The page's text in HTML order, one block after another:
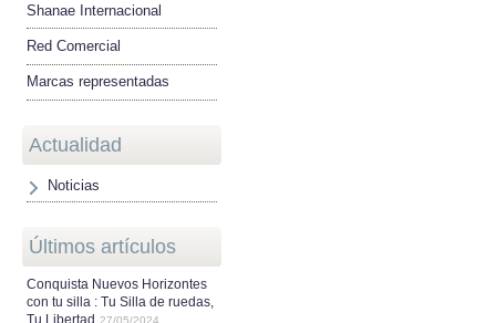
Shanae Internacional
Red Comercial
Marcas representadas
Actualidad
Noticias
Últimos artículos
Conquista Nuevos Horizontes
con tu silla : Tu Silla de ruedas,
Tu Libertad
27/05/2024